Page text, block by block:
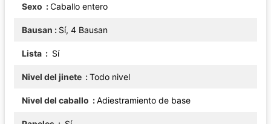
Sexo Caballo entero
Bausan Sí, 4 Bausan
Lista Sí
Nivel del jinete Todo nivel
Nivel del caballo Adiestramiento de base